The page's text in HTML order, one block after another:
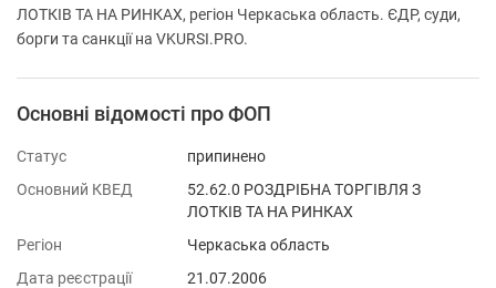
ЛОТКІВ ТА НА РИНКАХ, регіон Черкаська область. ЄДР, суди,
борги та санкції на VKURSI.PRO.
Основні відомості про ФОП
Статус
припинено
Основний КВЕД
52.62.0 РОЗДРІБНА ТОРГІВЛЯ З
ЛОТКІВ ТА НА РИНКАХ
Регіон
Черкаська область
Дата реєстрації
21.07.2006